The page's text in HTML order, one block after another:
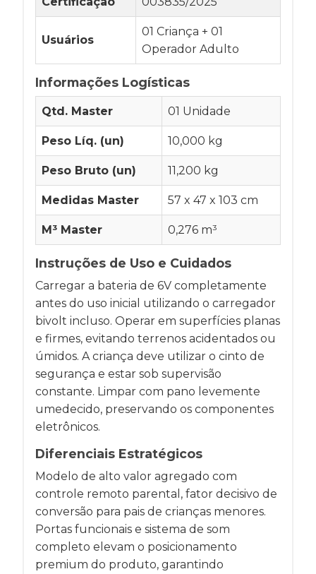
Usuários
01 Criança + 01
Operador Adulto
Informações Logísticas
Qtd. Master 01 Unidade
Peso Líq. (un) 10,000 kg
Peso Bruto (un) 11,200 kg
Medidas Master 57 x 47 x 103 cm
M³ Master 0,276 m³
Instruções de Uso e Cuidados
Carregar a bateria de 6V completamente
antes do uso inicial utilizando o carregador
bivolt incluso. Operar em superfícies planas
e firmes, evitando terrenos acidentados ou
úmidos. A criança deve utilizar o cinto de
segurança e estar sob supervisão
constante. Limpar com pano levemente
umedecido, preservando os componentes
eletrônicos.
Diferenciais Estratégicos
Modelo de alto valor agregado com
controle remoto parental, fator decisivo de
conversão para pais de crianças menores.
Portas funcionais e sistema de som
completo elevam o posicionamento
premium do produto, garantindo